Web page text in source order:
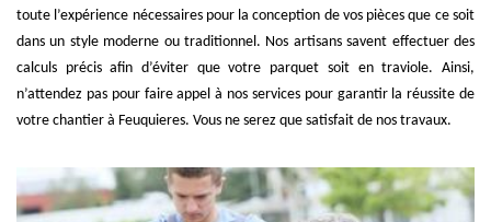
toute l’expérience nécessaires pour la conception de vos pièces que ce soit
dans un style moderne ou traditionnel. Nos artisans savent effectuer des
calculs précis afin d’éviter que votre parquet soit en traviole. Ainsi,
n’attendez pas pour faire appel à nos services pour garantir la réussite de
votre chantier à Feuquieres. Vous ne serez que satisfait de nos travaux.